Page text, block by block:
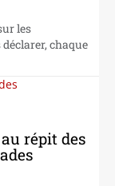
les
chaque
répit des